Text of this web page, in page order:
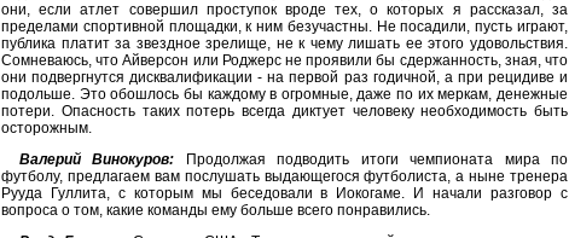
они, если атлет совершил проступок вроде тех, о которых я рассказал, за
пределами спортивной площадки, к ним безучастны. Не посадили, пусть играют,
публика платит за звездное зрелище, не к чему лишать ее этого удовольствия.
Сомневаюсь, что Айверсон или Роджерс не проявили бы сдержанность, зная, что
они подвергнутся дисквалификации - на первой раз годичной, а при рецидиве и
подольше. Это обошлось бы каждому в огромные, даже по их меркам, денежные
потери. Опасность таких потерь всегда диктует человеку необходимость быть
осторожным.
Валерий Винокуров: Продолжая подводить итоги чемпионата мира по
футболу, предлагаем вам послушать выдающегося футболиста, а ныне тренера
Рууда Гуллита, с которым мы беседовали в Иокогаме. И начали разговор с
вопроса о том, какие команды ему больше всего понравились.